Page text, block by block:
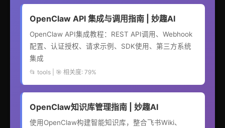
OpenClaw API 集成与调用指南 | 妙趣AI
OpenClaw API集成教程：REST API调用、Webhook
配置、认证授权、请求示例、SDK使用、第三方系统
集成
📂 tools | 🎯 相关度: 79%
OpenClaw知识库管理指南 | 妙趣AI
使用OpenClaw构建智能知识库，整合飞书Wiki、